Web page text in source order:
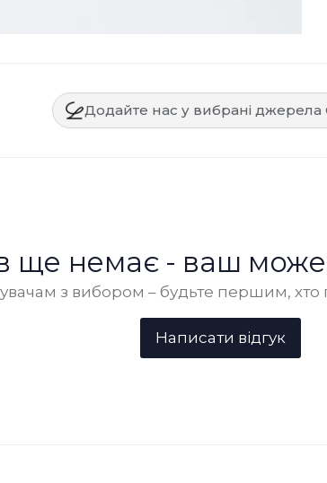
Додайте нас у вибрані джерела
ще немає - ваш
з вибором – будьте першим,